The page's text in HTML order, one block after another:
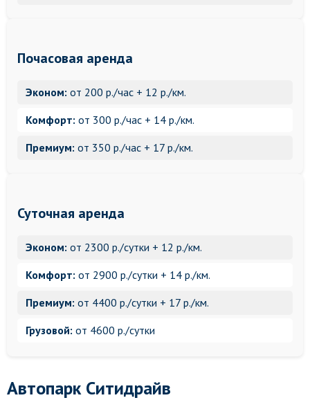
Почасовая аренда
Эконом: от 200 р./час + 12 р./км.
Комфорт: от 300 р./час + 14 р./км.
Премиум: от 350 р./час + 17 р./км.
Суточная аренда
Эконом: от 2300 р./сутки + 12 р./км.
Комфорт: от 2900 р./сутки + 14 р./км.
Премиум: от 4400 р./сутки + 17 р./км.
Грузовой: от 4600 р./сутки
Автопарк Ситидрайв